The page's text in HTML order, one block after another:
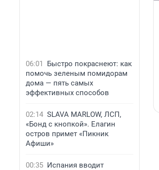
06:01
Быстро покраснеют: как
помочь зеленым помидорам
дома — пять самых
эффективных способов
02:14 SLAVA MARLOW, ЛСП,
«Бонд с кнопкой». Елагин
остров примет «Пикник
Афиши»
00:35 Испания вводит